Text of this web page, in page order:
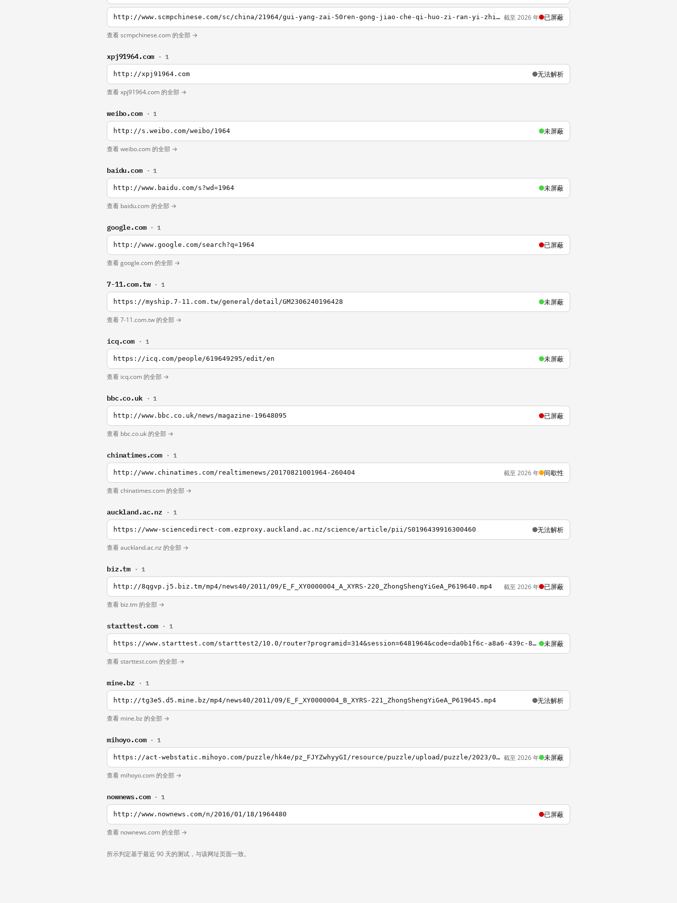
http://www.scmpchinese.com/sc/china/21964/gui-yang-zai-50ren-gong-jiao-che-qi-huo-zi-ran-yi-zhi-5si 截至 2026 年 已屏蔽
查看 scmpchinese.com 的全部 →
xpj91964.com · 1
http://xpj91964.com 无法解析
查看 xpj91964.com 的全部 →
weibo.com · 1
http://s.weibo.com/weibo/1964 未屏蔽
查看 weibo.com 的全部 →
baidu.com · 1
http://www.baidu.com/s?wd=1964 未屏蔽
查看 baidu.com 的全部 →
google.com · 1
http://www.google.com/search?q=1964 已屏蔽
查看 google.com 的全部 →
7-11.com.tw · 1
https://myship.7-11.com.tw/general/detail/GM2306240196428 未屏蔽
查看 7-11.com.tw 的全部 →
icq.com · 1
https://icq.com/people/619649295/edit/en 未屏蔽
查看 icq.com 的全部 →
bbc.co.uk · 1
http://www.bbc.co.uk/news/magazine-19648095 已屏蔽
查看 bbc.co.uk 的全部 →
chinatimes.com · 1
http://www.chinatimes.com/realtimenews/20170821001964-260404 截至 2026 年 间歇性
查看 chinatimes.com 的全部 →
auckland.ac.nz · 1
https://www-sciencedirect-com.ezproxy.auckland.ac.nz/science/article/pii/S0196439916300460 无法解析
查看 auckland.ac.nz 的全部 →
biz.tm · 1
http://8qgvp.j5.biz.tm/mp4/news40/2011/09/E_F_XY0000004_A_XYRS-220_ZhongShengYiGeA_P619640.mp4 截至 2026 年 已屏蔽
查看 biz.tm 的全部 →
starttest.com · 1
https://www.starttest.com/starttest2/10.0/router?programid=314&session=6481964&code=da0b1f6c-a8a6-439c-8333-2d5dd58e7f14&cmd=HomePage&redirect=1 未屏蔽
查看 starttest.com 的全部 →
mine.bz · 1
http://tg3e5.d5.mine.bz/mp4/news40/2011/09/E_F_XY0000004_B_XYRS-221_ZhongShengYiGeA_P619645.mp4 无法解析
查看 mine.bz 的全部 →
mihoyo.com · 1
https://act-webstatic.mihoyo.com/puzzle/hk4e/pz_FJYZwhyyGI/resource/puzzle/upload/puzzle/2023/05/16/b3bdd51dc804a1a9e3271d91964b8847_1511053976308051577.png?x-oss-process=image%2Fformat%2Cwebp%2Fquality%2CQ_90 截至 2026 年 未屏蔽
查看 mihoyo.com 的全部 →
nownews.com · 1
http://www.nownews.com/n/2016/01/18/1964480 已屏蔽
查看 nownews.com 的全部 →
所示判定基于最近 90 天的测试，与该网址页面一致。